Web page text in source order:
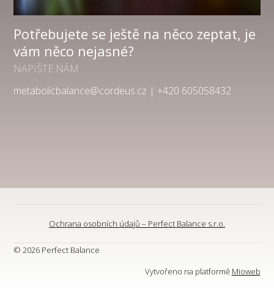
Potřebujete se ještě na něco zeptat, je
vám něco nejasné?
NAPIŠTE NÁM
metabolicbalance@cordeus.cz | +420 605058432
Ochrana osobních údajů – Perfect Balance s.r.o.
© 2026 Perfect Balance
Vytvořeno na platformě Mioweb